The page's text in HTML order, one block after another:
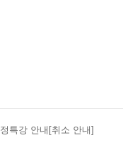
특강 안내[취소 안내]